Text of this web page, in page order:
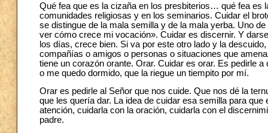
Qué fea que es la cizaña en los presbiterios… qué fea
comunidades religiosas y en los seminarios. Cuidar el
se distingue de la mala semilla y de la mala yerba. Uno
ver cómo crece mi vocación». Cuidar es discernir. Y
los días, crece bien. Si va por este otro lado y la
compañías o amigos o personas o situaciones que
tiene un corazón orante. Orar. Cuidar es orar. Es pedirle
o me quedo dormido, que la riegue un tiempito por mí.
Orar es pedirle al Señor que nos cuide. Que nos dé la
que les quería dar. La idea de cuidar esa semilla para
atención, cuidarla con la oración, cuidarla con el
padre.